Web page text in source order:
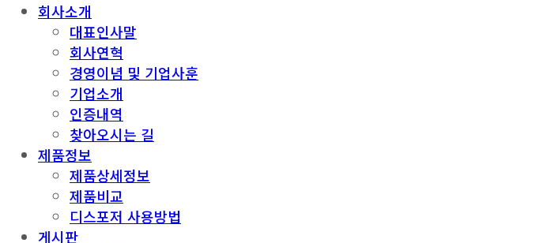
회사소개
대표인사말
회사연혁
경영이념 및 기업사훈
기업소개
인증내역
찾아오시는 길
제품정보
제품상세정보
제품비교
디스포저 사용방법
게시판